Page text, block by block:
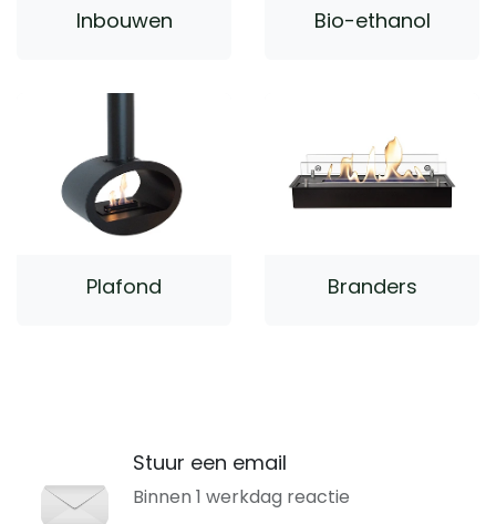
Inbouwen Bio-ethanol
Plafond Branders
Stuur een email
Binnen 1 werkdag reactie